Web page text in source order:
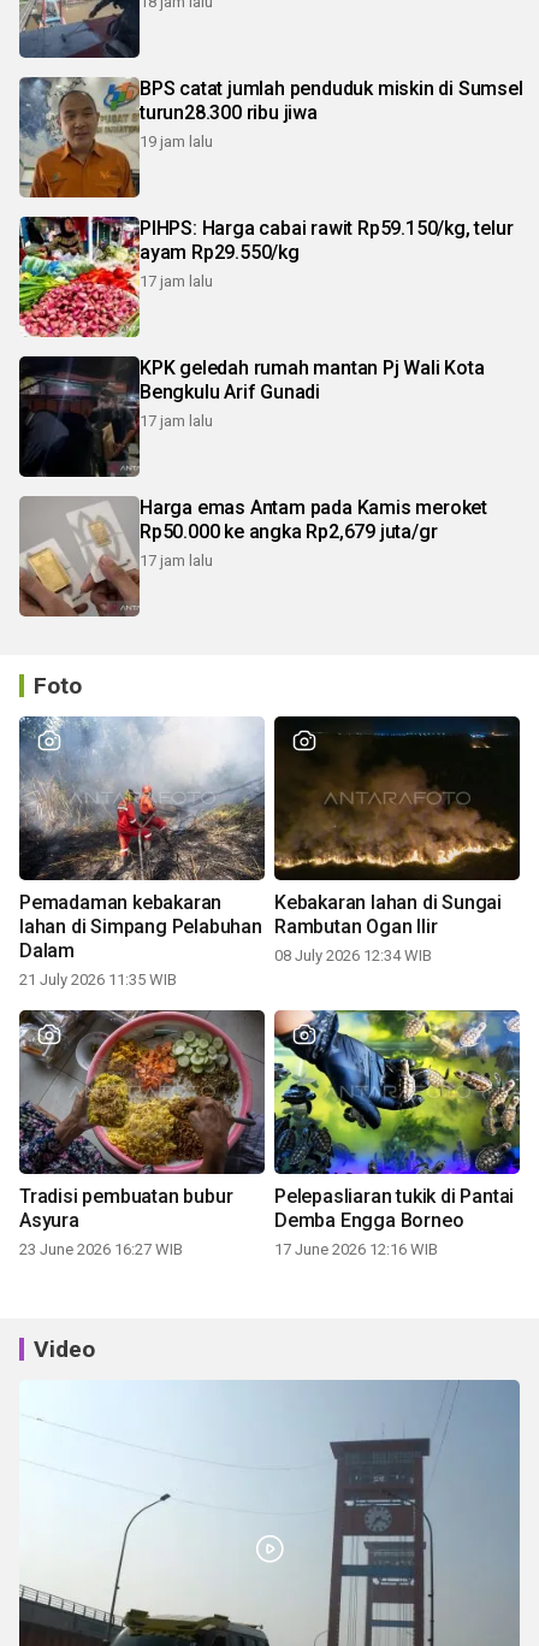
BPS catat jumlah penduduk miskin di Sumsel
turun28.300 ribu jiwa
19 jam lalu
PIHPS: Harga cabai rawit Rp59.150/kg, telur
ayam Rp29.550/kg
17 jam lalu
KPK geledah rumah mantan Pj Wali Kota
Bengkulu Arif Gunadi
17 jam lalu
Harga emas Antam pada Kamis meroket
Rp50.000 ke angka Rp2,679 juta/gr
17 jam lalu
Foto
Pemadaman kebakaran
lahan di Simpang Pelabuhan
Dalam
21 July 2026 11:35 WIB
Kebakaran lahan di Sungai
Rambutan Ogan Ilir
08 July 2026 12:34 WIB
Tradisi pembuatan bubur
Asyura
23 June 2026 16:27 WIB
Pelepasliaran tukik di Pantai
Demba Engga Borneo
17 June 2026 12:16 WIB
Video